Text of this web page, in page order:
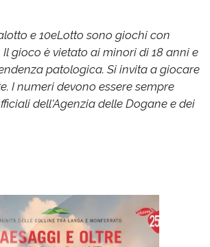
e 10eLotto sono giochi con
Il gioco è vietato ai minori di 18 anni e
patologica. Si invita a giocare
I numeri devono essere sempre
dell'Agenzia delle Dogane e dei